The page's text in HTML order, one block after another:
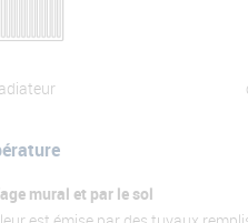
mural et par le sol